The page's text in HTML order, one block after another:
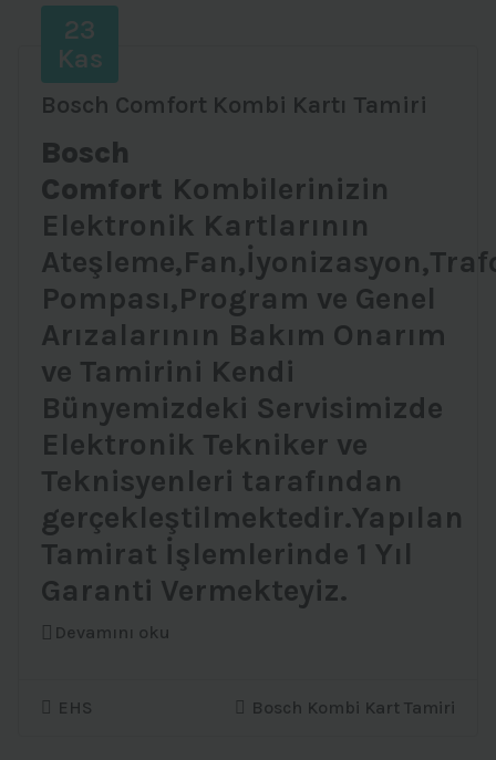
23
Kas
Bosch Comfort Kombi Kartı Tamiri
Bosch
Comfort Kombilerinizin
Elektronik Kartlarının
Pompası,Program ve Genel
Arızalarının Bakım Onarım
ve Tamirini Kendi
Bünyemizdeki Servisimizde
Elektronik Tekniker ve
Teknisyenleri tarafından
gerçekleştilmektedir.Yapılan
Tamirat İşlemlerinde 1 Yıl
Garanti Vermekteyiz.
Devamını oku
EHS Bosch Kombi Kart Tamiri